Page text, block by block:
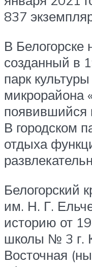
837
В Белогорске
созданный в
парк
микрорайона
появившийся
В городском
отдыха
Белогорский
им. Н. Г.
историю от
школы № 3 г.
Восточная